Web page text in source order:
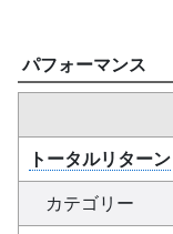
パフォーマンス
トータルリターン
カテゴリー